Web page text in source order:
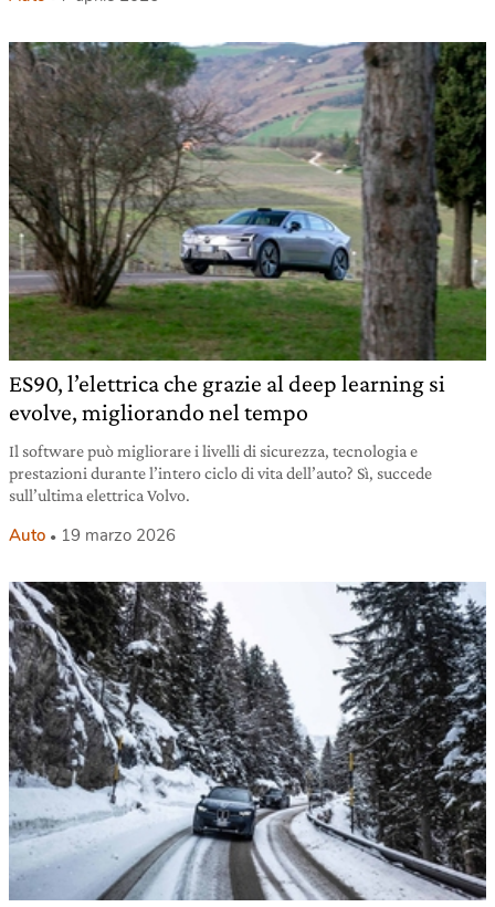
ES90, l’elettrica che grazie al deep learning si
evolve, migliorando nel tempo
Il software può migliorare i livelli di sicurezza, tecnologia e
prestazioni durante l’intero ciclo di vita dell’auto? Sì, succede
sull’ultima elettrica Volvo.
Auto 19 marzo 2026